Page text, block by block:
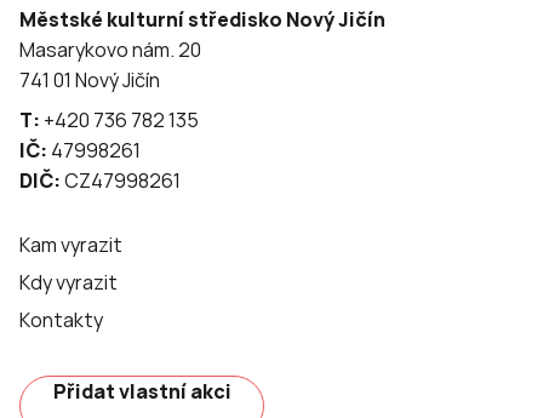
Městské kulturní středisko Nový Jičín
Masarykovo nám. 20
741 01 Nový Jičín
T: +420 736 782 135
IČ: 47998261
DIČ:CZ47998261
Kam vyrazit
Kdy vyrazit
Kontakty
Přidat vlastní akci